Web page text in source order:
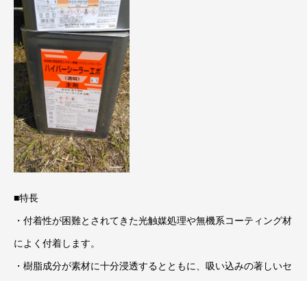
■特長
・付着性が困難とされてきた光触媒処理や無機系コーティング材
によく付着します。
・樹脂成分が素材に十分浸透するとともに、吸い込みの著しいセ